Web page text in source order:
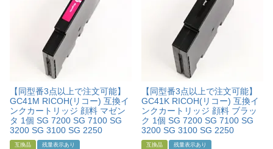
【同型番3点以上で注文可能】
GC41M RICOH(リコー) 互換イ
ンクカートリッジ 顔料 マゼン
タ 1個 SG 7200 SG 7100 SG
3200 SG 3100 SG 2250
互換品 残量表示あり
【同型番3点以上で注文可能】
GC41K RICOH(リコー) 互換イ
ンクカートリッジ 顔料 ブラッ
ク 1個 SG 7200 SG 7100 SG
3200 SG 3100 SG 2250
互換品 残量表示あり